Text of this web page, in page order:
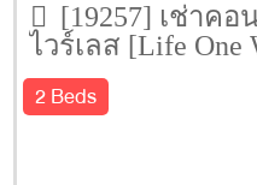
[19257] เช่าค
ไวร์เลส [Life One
40
2 Beds